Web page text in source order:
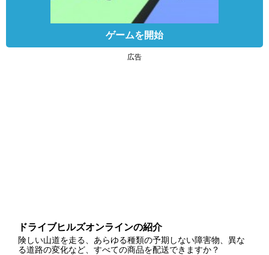
ゲームを開始
広告
ドライブヒルズオンラインの紹介
険しい山道を走る、あらゆる種類の予期しない障害物、異な
る道路の変化など、すべての商品を配送できますか？